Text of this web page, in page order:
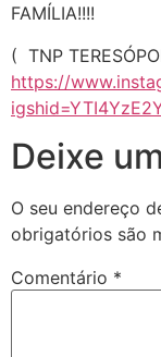
FAMÍLIA!!!!
( TNP
https://
Deixe
O seu endereço
obrigatórios são
Comentário *